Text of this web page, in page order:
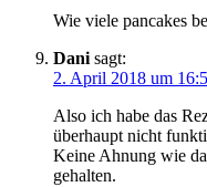
Wie viele pancakes
Dani sagt:
2. April 2018 um
Also ich habe das
überhaupt nicht
Keine Ahnung wie
gehalten.